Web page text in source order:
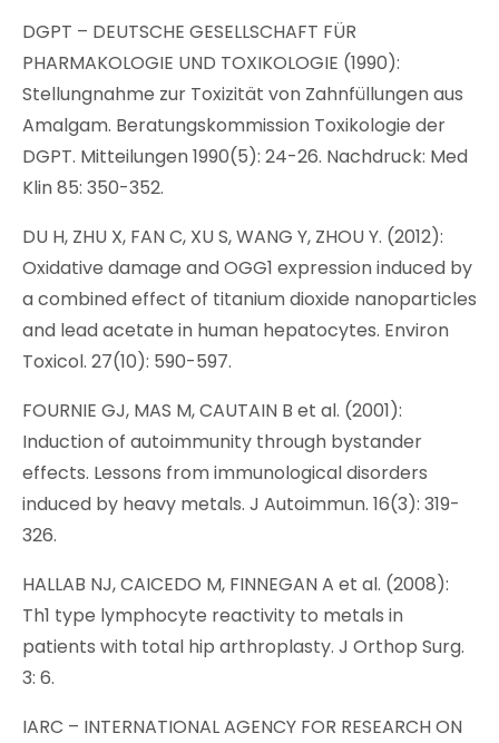
DGPT – DEUTSCHE GESELLSCHAFT FÜR
PHARMAKOLOGIE UND TOXIKOLOGIE (1990):
Stellungnahme zur Toxizität von Zahnfüllungen aus
Amalgam. Beratungskommission Toxikologie der
DGPT. Mitteilungen 1990(5): 24-26. Nachdruck: Med
Klin 85: 350-352.
DU H, ZHU X, FAN C, XU S, WANG Y, ZHOU Y. (2012):
Oxidative damage and OGG1 expression induced by
a combined effect of titanium dioxide nanoparticles
and lead acetate in human hepatocytes. Environ
Toxicol. 27(10): 590-597.
FOURNIE GJ, MAS M, CAUTAIN B et al. (2001):
Induction of autoimmunity through bystander
effects. Lessons from immunological disorders
induced by heavy metals. J Autoimmun. 16(3): 319-
326.
HALLAB NJ, CAICEDO M, FINNEGAN A et al. (2008):
Th1 type lymphocyte reactivity to metals in
patients with total hip arthroplasty. J Orthop Surg.
3: 6.
IARC – INTERNATIONAL AGENCY FOR RESEARCH ON